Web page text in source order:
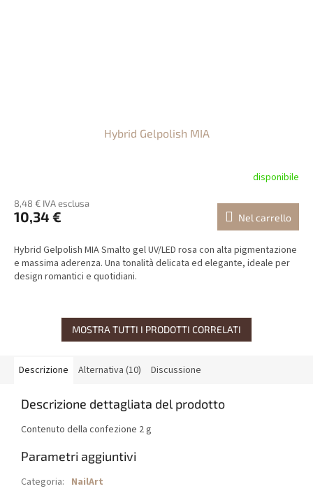
Hybrid Gelpolish MIA
disponibile
8,48 € IVA esclusa
10,34 € Nel carrello
Hybrid Gelpolish MIA Smalto gel UV/LED rosa con alta pigmentazione
e massima aderenza. Una tonalità delicata ed elegante, ideale per
design romantici e quotidiani.
MOSTRA TUTTI I PRODOTTI CORRELATI
Descrizione Alternativa (10) Discussione
Descrizione dettagliata del prodotto
Contenuto della confezione 2 g
Parametri aggiuntivi
Categoria: NailArt